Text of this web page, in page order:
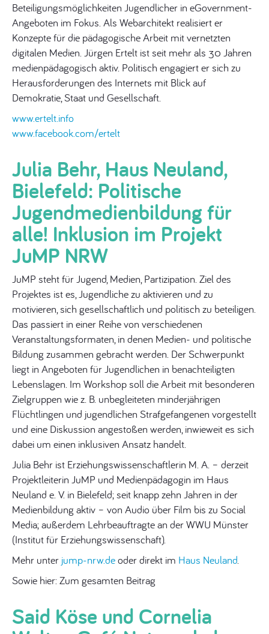
Beteiligungsmöglichkeiten Jugendlicher in eGovernment-
Angeboten im Fokus. Als Webarchitekt realisiert er
Konzepte für die pädagogische Arbeit mit vernetzten
digitalen Medien. Jürgen Ertelt ist seit mehr als 30 Jahren
medienpädagogisch aktiv. Politisch engagiert er sich zu
Herausforderungen des Internets mit Blick auf
Demokratie, Staat und Gesellschaft.
www.ertelt.info
www.facebook.com/ertelt
Julia Behr, Haus Neuland,
Bielefeld: Politische
Jugendmedienbildung für
alle! Inklusion im Projekt
JuMP NRW
JuMP steht für Jugend, Medien, Partizipation. Ziel des
Projektes ist es, Jugendliche zu aktivieren und zu
motivieren, sich gesellschaftlich und politisch zu beteiligen.
Das passiert in einer Reihe von verschiedenen
Veranstaltungsformaten, in denen Medien- und politische
Bildung zusammen gebracht werden. Der Schwerpunkt
liegt in Angeboten für Jugendlichen in benachteiligten
Lebenslagen. Im Workshop soll die Arbeit mit besonderen
Zielgruppen wie z. B. unbegleiteten minderjährigen
Flüchtlingen und jugendlichen Strafgefangenen vorgestellt
und eine Diskussion angestoßen werden, inwieweit es sich
dabei um einen inklusiven Ansatz handelt.
Julia Behr ist Erziehungswissenschaftlerin M. A. – derzeit
Projektleiterin JuMP und Medienpädagogin im Haus
Neuland e. V. in Bielefeld; seit knapp zehn Jahren in der
Medienbildung aktiv – von Audio über Film bis zu Social
Media; außerdem Lehrbeauftragte an der WWU Münster
(Institut für Erziehungswissenschaft).
Mehr unter jump-nrw.deoder direkt im Haus Neuland.
Sowie hier: Zum gesamten Beitrag
Said Köse und Cornelia